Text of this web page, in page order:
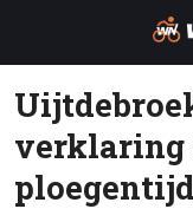
verklaring